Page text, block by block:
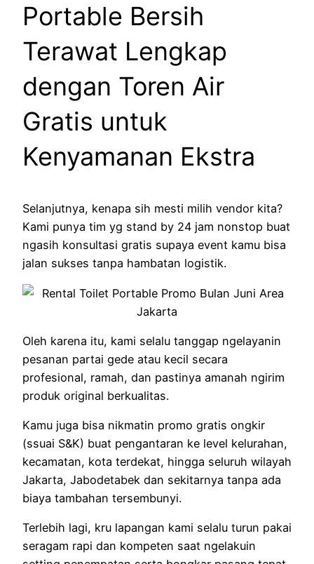
Portable Bersih
Terawat Lengkap
dengan Toren Air
Gratis untuk
Kenyamanan Ekstra
Selanjutnya, kenapa sih mesti milih vendor kita?
Kami punya tim yg stand by 24 jam nonstop buat
ngasih konsultasi gratis supaya event kamu bisa
jalan sukses tanpa hambatan logistik.
Oleh karena itu, kami selalu tanggap ngelayanin
pesanan partai gede atau kecil secara
profesional, ramah, dan pastinya amanah ngirim
produk original berkualitas.
Kamu juga bisa nikmatin promo gratis ongkir
(ssuai S&K) buat pengantaran ke level kelurahan,
kecamatan, kota terdekat, hingga seluruh wilayah
Jakarta, Jabodetabek dan sekitarnya tanpa ada
biaya tambahan tersembunyi.
Terlebih lagi, kru lapangan kami selalu turun pakai
seragam rapi dan kompeten saat ngelakuin